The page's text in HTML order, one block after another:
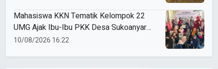
Mahasiswa KKN Tematik Kelompok 22
UMG Ajak Ibu-Ibu PKK Desa Sukoanyar
Berkreasi dengan Ecoprint
10/08/2026 16:22